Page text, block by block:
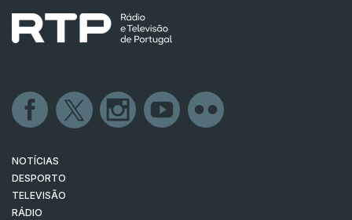
NOTÍCIAS
DESPORTO
TELEVISÃO
RÁDIO